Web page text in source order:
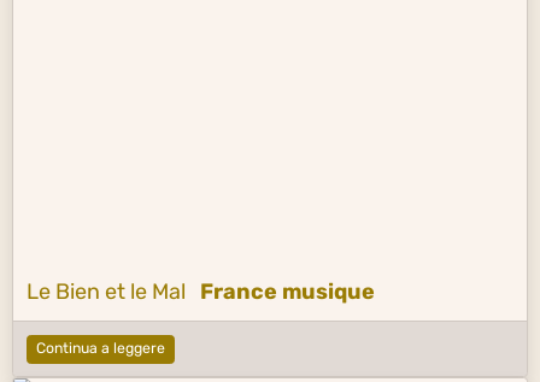
Le Bien et le Mal France musique
Continua a leggere